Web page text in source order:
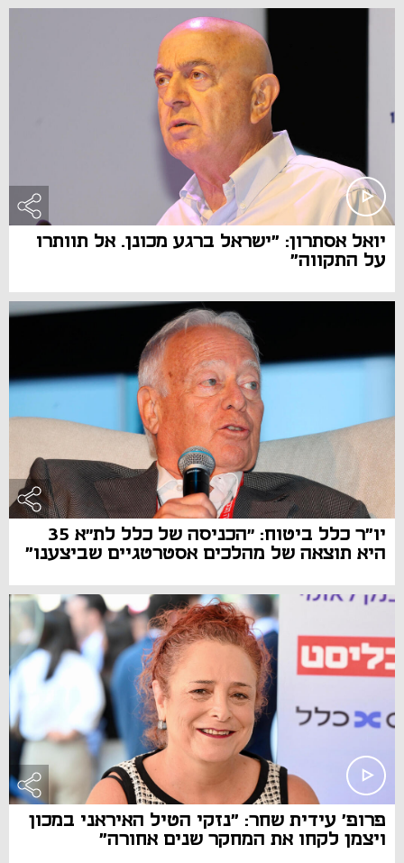
יואל אסתרון: "ישראל ברגע מכונן. אל תוותרו
על התקווה"
יו"ר כלל ביטוח: ״הכניסה של כלל לת״א 35
היא תוצאה של מהלכים אסטרטגיים שביצענו"
פרופ' עידית שחר: "נזקי הטיל האיראני במכון
ויצמן לקחו את המחקר שנים אחורה"